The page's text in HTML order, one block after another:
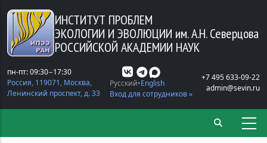
Перейти к основному содержанию
ИНСТИТУТ ПРОБЛЕМ
ЭКОЛОГИИ И ЭВОЛЮЦИИ им. А.Н. Северцова
РОССИЙСКОЙ АКАДЕМИИ НАУК
пн-пт: 09:30−17:30
Россия, 119071, Москва,
Ленинский проспект, д. 33
Русский English
Вход для сотрудников »
+7 495 633-09-22
admin@sevin.ru